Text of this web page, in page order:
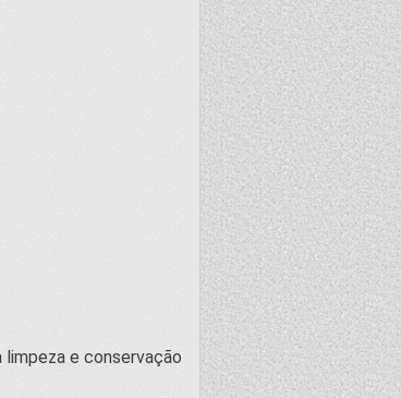
e conservação